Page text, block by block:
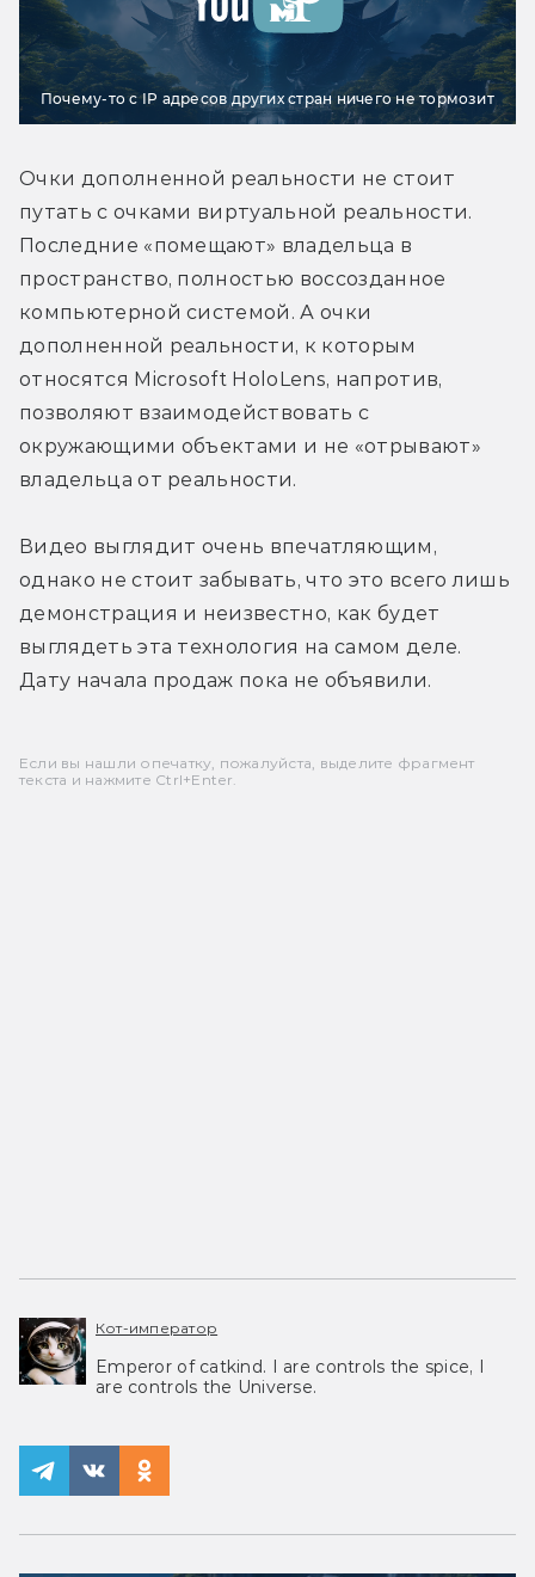
Почему-то с IP адресов других стран ничего не тормозит
Oчки дополненной реальности не стоит
путать с очками виртуальной реальности.
Последние «помещают» владельца в
пространство, полностью воссозданное
компьютерной системой. А очки
дополненной реальности, к которым
относятся Microsoft HoloLens, напротив,
позволяют взаимодействовать с
окружающими объектами и не «отрывают»
владельца от реальности.
Видео выглядит очень впечатляющим,
однако не стоит забывать, что это всего лишь
демонстрация и неизвестно, как будет
выглядеть эта технология на самом деле.
Дату начала продаж пока не объявили.
Если вы нашли опечатку, пожалуйста, выделите фрагмент
текста и нажмите Ctrl+Enter.
Кот-император
Emperor of catkind. I are controls the spice, I
are controls the Universe.